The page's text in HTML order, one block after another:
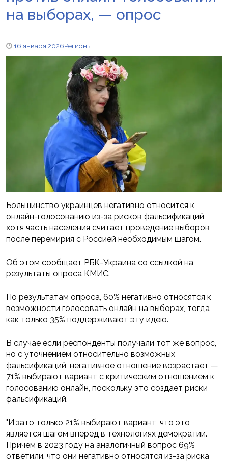
на выборах, — опрос
16 января 2026Регионы
Большинство украинцев негативно относится к
онлайн-голосованию из-за рисков фальсификаций,
хотя часть населения считает проведение выборов
после перемирия с Россией необходимым шагом.
Об этом сообщает РБК-Украина со ссылкой на
результаты опроса КМИС.
По результатам опроса, 60% негативно относятся к
возможности голосовать онлайн на выборах, тогда
как только 35% поддерживают эту идею.
В случае если респонденты получали тот же вопрос,
но с уточнением относительно возможных
фальсификаций, негативное отношение возрастает —
71% выбирают вариант с критическим отношением к
голосованию онлайн, поскольку это создает риски
фальсификаций.
"И зато только 21% выбирают вариант, что это
является шагом вперед в технологиях демократии.
Причем в 2023 году на аналогичный вопрос 69%
ответили, что они негативно относятся из-за риска